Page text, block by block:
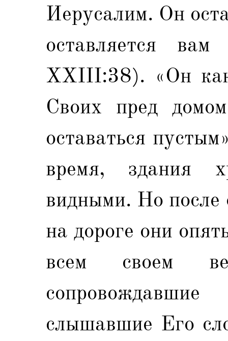
Иерусалим. Он
оставляется
XXIII:38). «Он
Своих пред
оставаться
время, здания
видными. Но после
на дороге они
всем своем
слышавшие Его